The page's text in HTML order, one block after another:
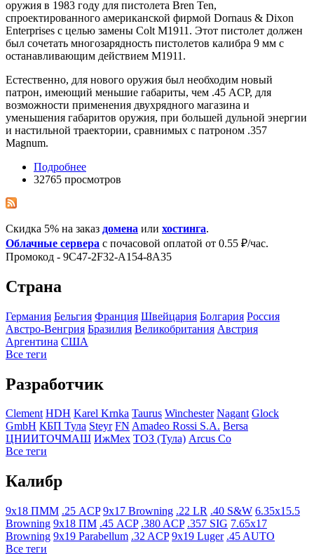
оружия в 1983 году для пистолета Bren Ten,
спроектированного американской фирмой Dornaus & Dixon
Enterprises с целью замены Colt M1911. Этот пистолет должен
был сочетать многозарядность пистолетов калибра 9 мм с
останавливающим действием М1911.
Естественно, для нового оружия был необходим новый
патрон, имеющий меньшие габариты, чем .45 ACP, для
возможности применения двухрядного магазина и
уменьшения габаритов оружия, при большей дульной энергии
и настильной траектории, сравнимых с патроном .357
Magnum.
Подробнее
32765 просмотров
Скидка 5% на заказ домена или хостинга.
Облачные сервера с почасовой оплатой от 0.55 ₽/час.
Промокод - 9C47-2F32-A154-8A35
Страна
Германия Бельгия Франция Швейцария Болгария Росcия
Австро-Венгрия Бразилия Великобритания Австрия
Аргентина США
Все теги
Разработчик
Clement HDH Karel Krnka Taurus Winchester Nagant Glock
GmbH КБП Тула Steyr FN Amadeo Rossi S.A. Bersa
ЦНИИТОЧМАШ ИжМех ТОЗ (Тула) Arcus Co
Все теги
Калибр
9x18 ПММ .25 ACP 9x17 Browning .22 LR .40 S&W 6.35x15.5
Browning 9x18 ПМ .45 ACP .380 ACP .357 SIG 7.65x17
Browning 9x19 Parabellum .32 ACP 9x19 Luger .45 AUTO
Все теги